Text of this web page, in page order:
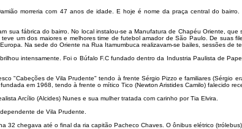
morreria com 47 anos de idade. E hoje é nome da praça central do
sua fábrica do bairro. No local instalou-se a Manufatura de Chapéu Oriente,
um dos maiores e melhores time de futebol amador de São Paulo. De suas
Na sede do Oriente na Rua Itamumbuca realizavam-se bailes, sessões de
intensamente. Foi o Búfalo F.C fundado dentro da Industria Paulista de
"Cabeções de Vila Prudente" tendo à frente Sérgio Pizzo e familiares (Sérgio
em 1968, tendo à frente o mítico Tico (Newton Aristides Camilo) falecido
Arcílio (Alcides) Nunes e sua mulher tratada com carinho por Tia Elvira.
de Vila Prudente.
chegava até o final da ria capitão Pacheco Chaves. O ônibus elétrico